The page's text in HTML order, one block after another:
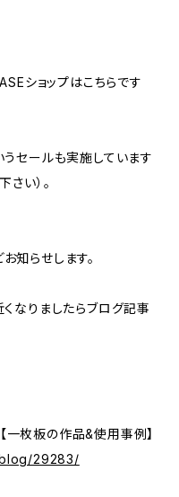
ショップはこちらです
うセールも実施しています
さい）。
知らせします。
くなりましたらブログ記事
一枚板の作品&使用事例】
29283/